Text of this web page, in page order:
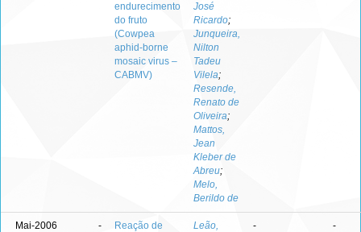
endurecimento
do fruto
(Cowpea
aphid-borne
mosaic virus –
CABMV)
José
Ricardo;
Junqueira,
Nilton
Tadeu
Vilela;
Resende,
Renato de
Oliveira;
Mattos,
Jean
Kleber de
Abreu;
Melo,
Berildo de
Mai-2006 -
Reação de
Leão,
- -